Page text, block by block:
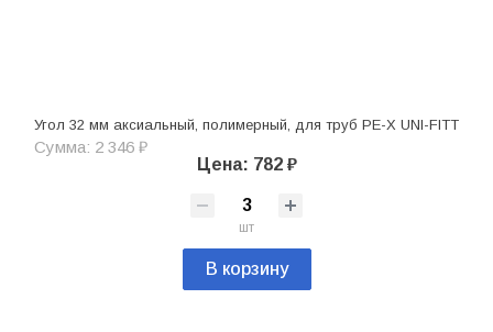
Угол 32 мм аксиальный, полимерный, для труб PE-X UNI-FITT
Сумма: 2 346 ₽
Цена: 782 ₽
шт
В корзину